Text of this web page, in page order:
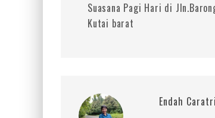
Suasana Pagi Hari di
Kutai barat
Endah Caratri